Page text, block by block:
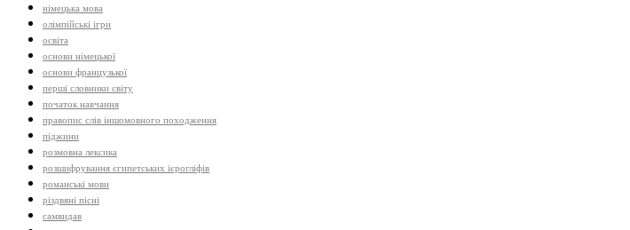
німецька мова
олімпійські ігри
освіта
основи німецької
основи французької
перші словники світу
початок навчання
правопис слів іншомовного походження
піджини
розмовна лексика
розшифрування єгипетських ієрогліфів
романські мови
різдвяні пісні
самвидав